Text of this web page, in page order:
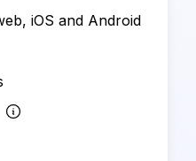
iOS and Android